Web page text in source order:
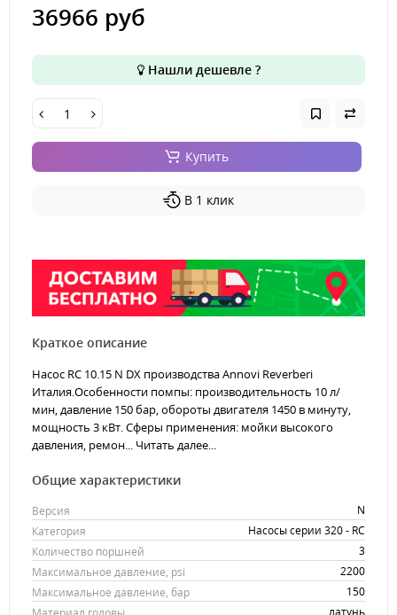
36966 руб
Нашли дешевле ?
Купить
В 1 клик
Краткое описание
Насос RC 10.15 N DX производства Annovi Reverberi
Италия.Особенности помпы: производительность 10 л/
мин, давление 150 бар, обороты двигателя 1450 в минуту,
мощность 3 кВт. Сферы применения: мойки высокого
давления, ремон... Читать далее...
Общие характеристики
Версия
N
Категория
Насосы серии 320 - RC
Количество поршней
3
Максимальное давление, psi
2200
Максимальное давление, бар
150
латунь